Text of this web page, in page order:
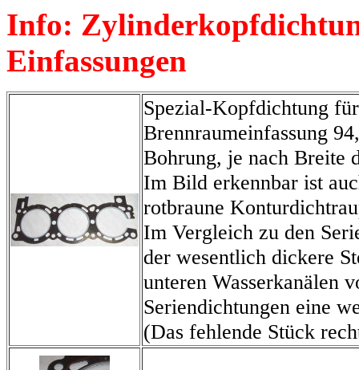
Info:
Einfassungen
Spezial-Kopfdichtung
Brennraumeinfassung
Bohrung, je nach Breite
Im Bild erkennbar ist
rotbraune
Im Vergleich zu den
der wesentlich dickere
unteren Wasserkanälen
Seriendichtungen eine
(Das fehlende Stück